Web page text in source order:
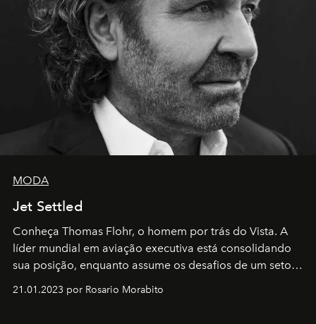
MODA
Jet Settled
Conheça Thomas Flohr, o homem por trás do Vista. A
líder mundial em aviação executiva está consolidando
sua posição, enquanto assume os desafios de um setor
em rápida evolução e redefinindo o conceito de luxo
21.01.2023 por Rosario Morabito